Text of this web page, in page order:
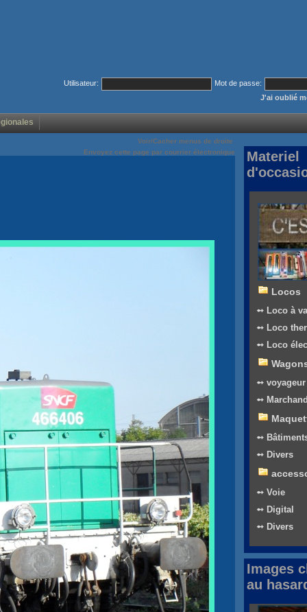
Utilisateur:
Mot de passe:
J'ai oublié
Voir/Cacher menus de droite
Envoyez cette page par courrier électronique
Materiel
Locos
➻ Loco à
➻ Loco
➻ Loco
➻ voyageur
➻
➻
➻ Divers
➻ Voie
➻ Digital
➻ Divers
Images
au